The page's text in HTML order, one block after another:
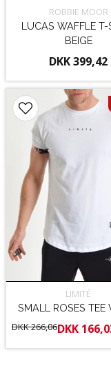
ROBBIE MOOR
LUCAS WAFFLE T-
BEIGE
DKK 399,42
LIMITÉ
SMALL ROSES TEE
DKK 266,06DKK